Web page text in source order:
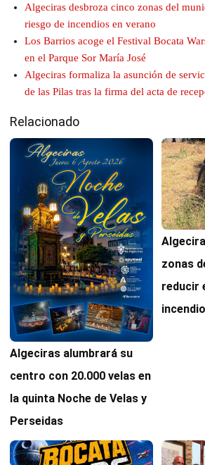
Algeciras desbroza cinco zonas del
riesgo de incendios en verano
Los Barrios acoge el Festival Bocata
en el Parque Sor María José
Algeciras formaliza la asunción de
de las Pilas tras la firma del acta de
Relacionado
Algeciras alumbrará su
centro con 20.000 velas en
la quinta Noche de Velas y
Perseidas
zonas
reducir